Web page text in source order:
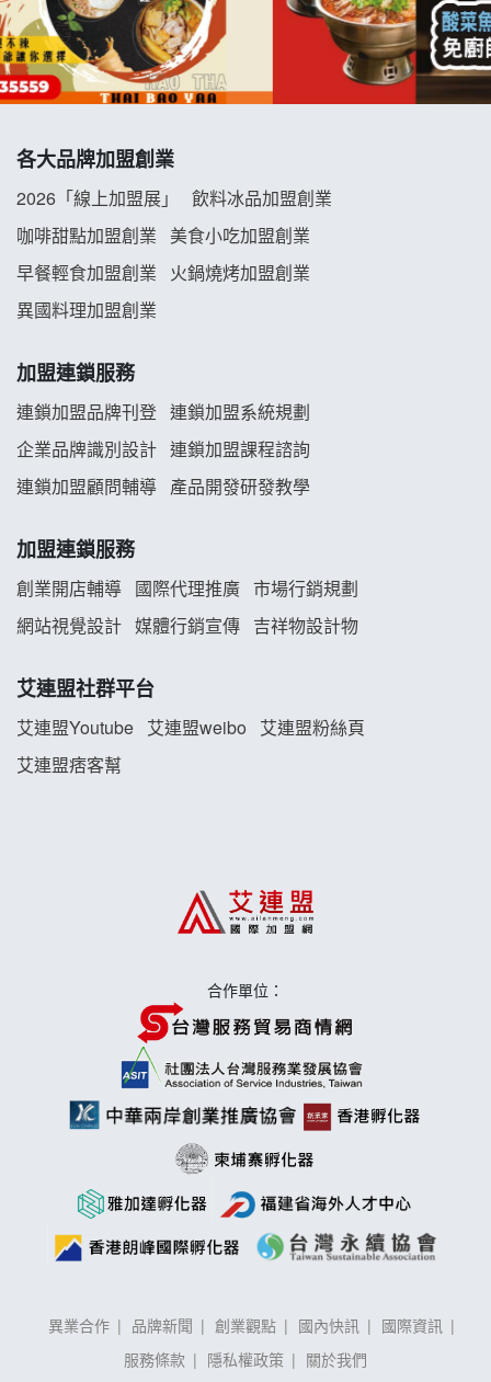
優握握×酸奶大獅加盟說明會
冬城門加盟說明會
拾鑶火鍋加盟說明會
阿性情趣無人販售所加盟明會
龍涎居好湯加盟說明會
舒油頭加盟說明會
韓金量加盟說明會
義氣豐發雞加盟說明會
雞咕雞咕加盟說明會
TEA TOP加盟說明會
珍好味臭臭鍋加盟說明會
藍象廷泰式火鍋加盟說明會
莫尼早餐Morni加盟說明會
各大品牌加盟創業
2026「線上加盟展」
飲料冰品加盟創業
咖啡甜點加盟創業
美食小吃加盟創業
早餐輕食加盟創業
火鍋燒烤加盟創業
異國料理加盟創業
加盟連鎖服務
連鎖加盟品牌刊登 連鎖加盟系統規劃
企業品牌識別設計 連鎖加盟課程諮詢
連鎖加盟顧問輔導 產品開發研發教學
加盟連鎖服務
創業開店輔導 國際代理推廣 市場行銷規劃
網站視覺設計 媒體行銷宣傳 吉祥物設計物
艾連盟社群平台
艾連盟Youtube 艾連盟weibo
艾連盟粉絲頁
艾連盟痞客幫
合作單位：
異業合作 品牌新聞 創業觀點 國內快訊
國際資訊
服務條款
隱私權政策 關於我們